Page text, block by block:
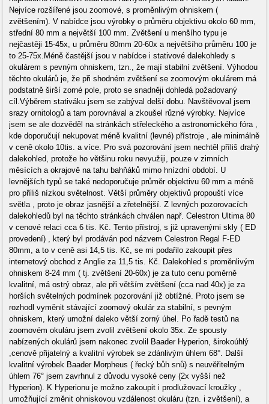
Nejvíce rozšířené jsou zoomové, s proměnlivým ohniskem (
zvětšením). V nabídce jsou výrobky o průměru objektivu okolo 60 mm,
střední 80 mm a největší 100 mm. Zvětšení u menšího typu je
nejčastěji 15-45x, u průměru 80mm 20-60x a největšího průměru 100 je
to 25-75x.Méně častější jsou v nabídce i stativové dalekohledy s
okulárem s pevným ohniskem, tzn., že mají stabilní zvětšení. Výhodou
těchto okulárů je, že při shodném zvětšení se zoomovým okulárem má
podstatně širší zorné pole, proto se snadněji dohledá požadovaný
cíl.Výběrem stativáku jsem se zabýval delší dobu. Navštěvoval jsem
srazy ornitologů a tam porovnával a zkoušel různé výrobky. Nejvíce
jsem se ale dozvěděl na stránkách střeleckého a astronomického fóra ,
kde doporučují nekupovat méně kvalitní (levné) přístroje , ale minimálně
v ceně okolo 10tis. a více. Pro svá pozorování jsem nechtěl příliš drahý
dalekohled, protože ho většinu roku nevyužiji, pouze v zimních
měsících a okrajově na tahu bahňáků mimo hnízdní období. U
levnějších typů se také nedoporučuje průměr objektivu 60 mm a méně
pro příliš nízkou světelnost. Větší průměry objektivů propouští více
světla , proto je obraz jasnější a zřetelnější. Z levných pozorovacích
dalekohledů byl na těchto stránkách chválen např. Celestron Ultima 80
v cenové relaci cca 6 tis. Kč. Tento přístroj, s již upravenými skly ( ED
provedení) , který byl prodáván pod názvem Celestron Regal F-ED
80mm, a to v ceně asi 14,5 tis. Kč, se mi podařilo zakoupit přes
internetový obchod z Anglie za 11,5 tis. Kč. Dalekohled s proměnlivým
ohniskem 8-24 mm ( tj. zvětšení 20-60x) je za tuto cenu poměrně
kvalitní, má ostrý obraz, ale při větším zvětšení (cca nad 40x) je za
horších světelných podmínek pozorování již obtížné. Proto jsem se
rozhodl vyměnit stávající zoomový okulár za stabilní, s pevným
ohniskem, který umožní daleko větší zorný úhel. Po řadě testů na
zoomovém okuláru jsem zvolil zvětšení okolo 35x. Ze spousty
nabízených okulárů jsem nakonec zvolil Baader Hyperion, širokoúhlý
,cenově přijatelný a kvalitní výrobek se zdánlivým úhlem 68°. Další
kvalitní výrobek Baader Morpheus ( řecký bůh snů) s neuvěřitelným
úhlem 76° jsem zavrhnul z důvodu vysoké ceny (2x vyšší než
Hyperion). K Hyperionu je možno zakoupit i prodlužovací kroužky ,
umožňující změnit ohniskovou vzdálenost okuláru (tzn. i zvětšení), a